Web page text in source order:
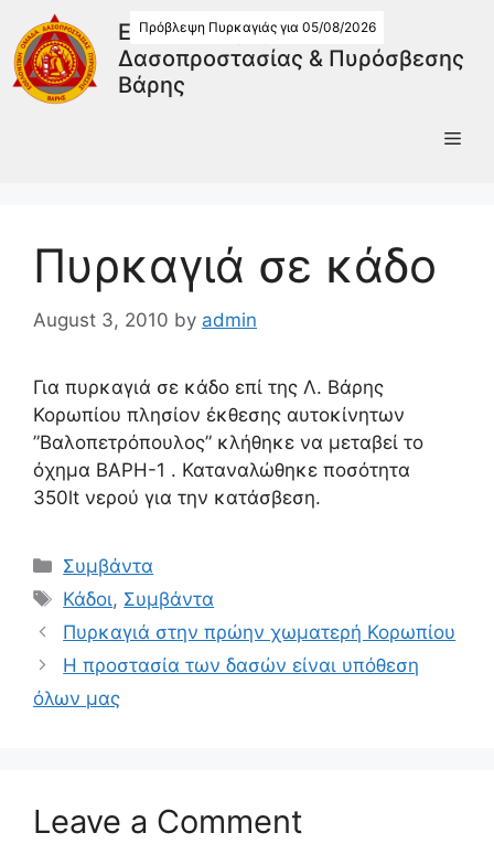
Εθελοντική Ομάδα
Δασοπροστασίας & Πυρόσβεσης
Βάρης
Πρόβλεψη Πυρκαγιάς για 05/08/2026
Πυρκαγιά σε κάδο
August 3, 2010 by admin
Για πυρκαγιά σε κάδο επί της Λ. Βάρης
Κορωπίου πλησίον έκθεσης αυτοκίνητων
”Βαλοπετρόπουλος” κλήθηκε να μεταβεί το
όχημα ΒΑΡΗ-1 . Καταναλώθηκε ποσότητα
350lt νερού για την κατάσβεση.
Συμβάντα
Κάδοι, Συμβάντα
Πυρκαγιά στην πρώην χωματερή Κορωπίου
H προστασία των δασών είναι υπόθεση
όλων μας
Leave a Comment